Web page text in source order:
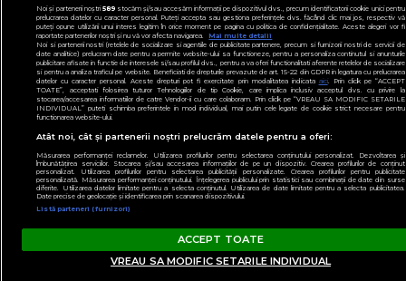
Noi și partenerii noștri589stocăm și/sau accesăm informații pe dispozitivul dvs., precum identificatorii cookie unici pentru
prelucrarea datelor cu caracter personal. Puteți accepta sau gestiona preferințele dvs. făcând clic mai jos, respectiv vă
puteți opune utilizării unui interes legitim în orice moment pe pagina cu politica de confidențialitate. Aceste alegeri vor fi
raportate partenerilor noștri și nu vă vor afecta navigarea.
Mai multe detalii
Noi si partenerii nostri (retelele de socializare si agentiile de publicitate partenere, precum si furnizorii nostri de servicii de
date analitice) prelucram date pentru a permite website-ului sa functioneze, pentru a personaliza continutul si anunturile
publicitare afisate in functie de interesele si/sau profilul dvs., pentru a va oferi functionalitati aferente retelelor de socializare
si pentru a analiza traficul pe website. Beneficiati de drepturile prevazute de art. 15-22 din GDPR in legatura cu prelucrarea
datelor cu caracter personal. Aceste drepturi pot fi exercitate prin modalitatea indicata aici. Prin click pe “ACCEPT
TOATE”, acceptati folosirea tuturor Tehnologiilor de tip Cookie, care implica inclusiv acceptul dvs. cu privire la
stocarea/accesarea informatiilor de catre Vendor-ii cu care colaboram. Prin click pe “VREAU SA MODIFIC SETARILE
INDIVIDUAL” puteti schimba preferintele in mod individual, mai putin cele legate de cookie strict necesare pentru
functionarea website-ului.
Atât noi, cât și partenerii noștri prelucrăm datele pentru a oferi:
Măsurarea performanței reclamelor. Utilizarea profilurilor pentru selectarea conținutului personalizat. Dezvoltarea și
îmbunătățirea serviciilor. Stocarea și/sau accesarea informațiilor de pe un dispozitiv. Crearea profilurilor de conținut
personalizat. Utilizarea profilurilor pentru selectarea publicității personalizate. Crearea profilurilor pentru publicitate
personalizată. Măsurarea performanței conținutului. Înțelegerea publicului prin statistici sau combinații de date din surse
diferite. Utilizarea datelor limitate pentru a selecta conținutul. Utilizarea de date limitate pentru a selecta publicitatea.
Date precise de geolocație și identificarea prin scanarea dispozitivului.
Listă parteneri (furnizori)
ACCEPT TOATE
VREAU SA MODIFIC SETARILE INDIVIDUAL